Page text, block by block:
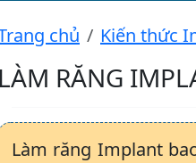
chủ Kiến thức
LÀM RĂNG
Làm răng Implant